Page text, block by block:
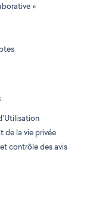
»
de la vie privée
contrôle des avis